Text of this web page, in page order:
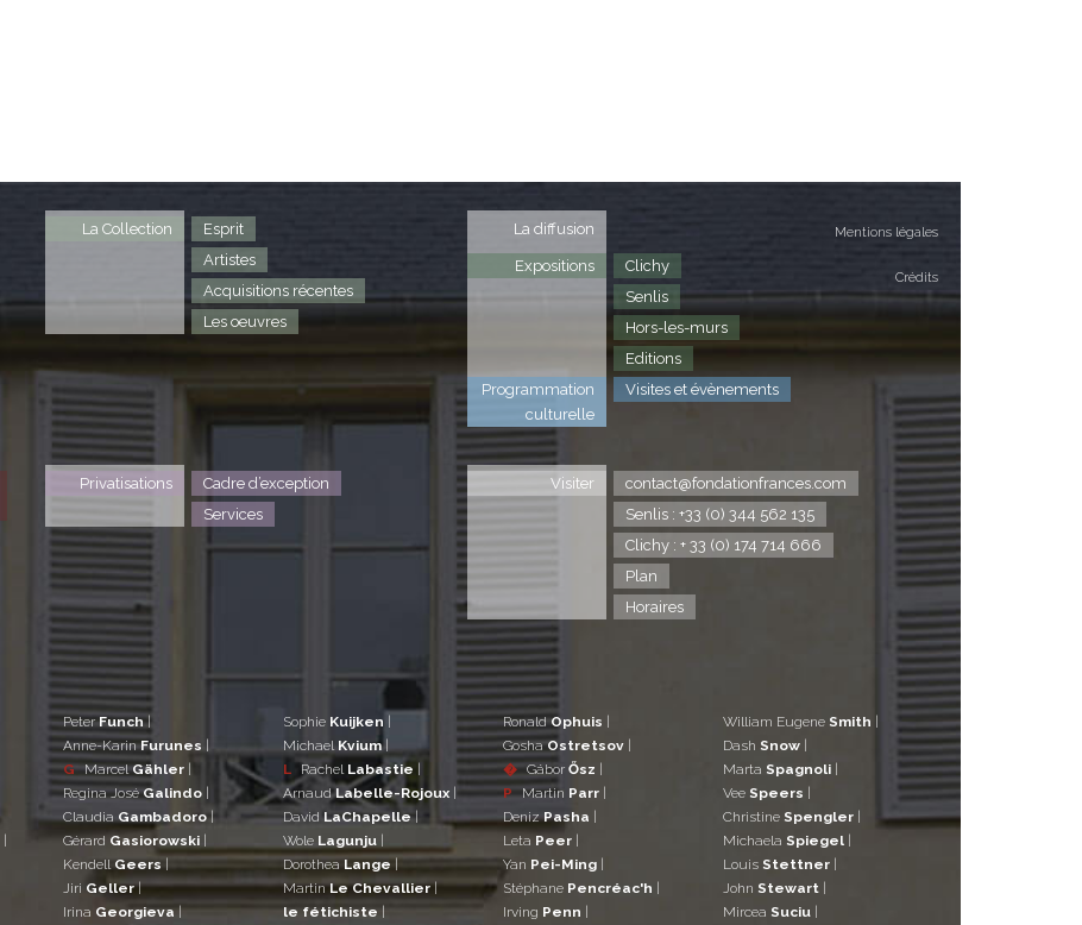
Mentions légales
Crédits
La Collection
Esprit
Artistes
Acquisitions récentes
Les oeuvres
La diffusion
Expositions
Clichy
Senlis
Hors-les-murs
Editions
Programmation
culturelle
Visites et évènements
Privatisations
Cadre d’exception
Services
Visiter
contact@fondationfrances.com
Senlis : +33 (0) 344 562 135
Clichy : + 33 (0) 174 714 666
Plan
Horaires
|
PeterFunch|
Anne-KarinFurunes |
G MarcelGähler |
Regina JoséGalindo |
Claudia Gambadoro|
Gérard Gasiorowski |
KendellGeers |
Jiri Geller|
Irina Georgieva|
Sophie Kuijken |
Michael Kvium|
L Rachel Labastie |
ArnaudLabelle-Rojoux |
DavidLaChapelle|
Wole Lagunju |
DorotheaLange|
MartinLe Chevallier|
le fétichiste |
RonaldOphuis |
GoshaOstretsov |
� Gábor Ősz |
P Martin Parr |
DenizPasha |
Leta Peer |
Yan Pei-Ming |
Stéphane Pencréac'h |
Irving Penn |
William Eugene Smith |
Dash Snow |
Marta Spagnoli |
Vee Speers |
Christine Spengler |
Michaela Spiegel |
Louis Stettner |
John Stewart |
Mircea Suciu |